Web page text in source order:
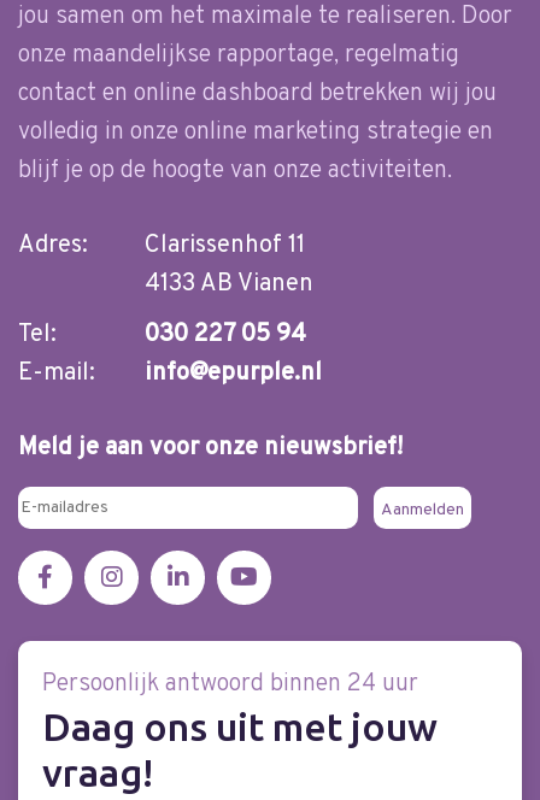
jou samen om het maximale te realiseren. Door
onze maandelijkse rapportage, regelmatig
contact en online dashboard betrekken wij jou
volledig in onze online marketing strategie en
blijf je op de hoogte van onze activiteiten.
Adres:
Clarissenhof 11
4133 AB Vianen
Tel:
030 227 05 94
E-mail:
info@epurple.nl
Meld je aan voor onze nieuwsbrief!
Persoonlijk antwoord binnen 24 uur
Daag ons uit met jouw
vraag!